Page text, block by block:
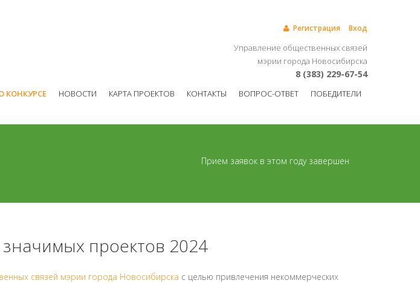
Регистрация Вход
Управление общественных связей
мэрии города Новосибирска
8 (383) 229-67-54
КОНКУРСЕ НОВОСТИ КАРТА ПРОЕКТОВ КОНТАКТЫ ВОПРОС-ОТВЕТ ПОБЕДИТЕЛИ
Прием заявок в этом году завершен
проектов 2024
связей мэрии города Новосибирска с целью привлечения некоммерческих